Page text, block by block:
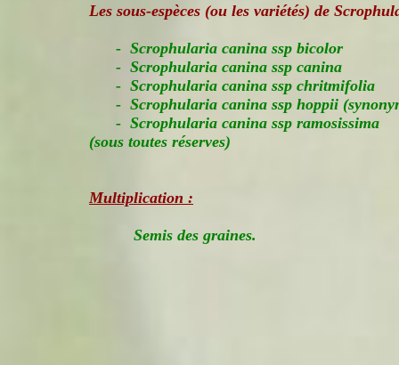
Les sous-espèces (ou les variétés) de
- Scrophularia canina ssp bicolor
- Scrophularia canina ssp canina
- Scrophularia canina ssp chritmifolia
- Scrophularia canina ssp hoppii
- Scrophularia canina ssp ramosissima
(sous toutes réserves)
Multiplication :
Semis des graines.